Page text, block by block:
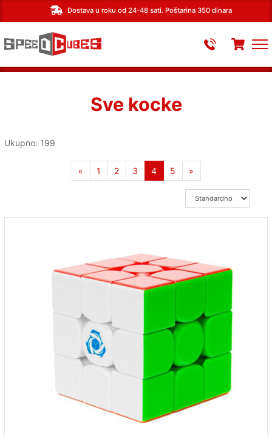
Dostava u roku od 24-48 sati. Poštarina 350 dinara
Sve kocke
Ukupno: 199
« prethodna
1 2 3 4 (current)
5 »